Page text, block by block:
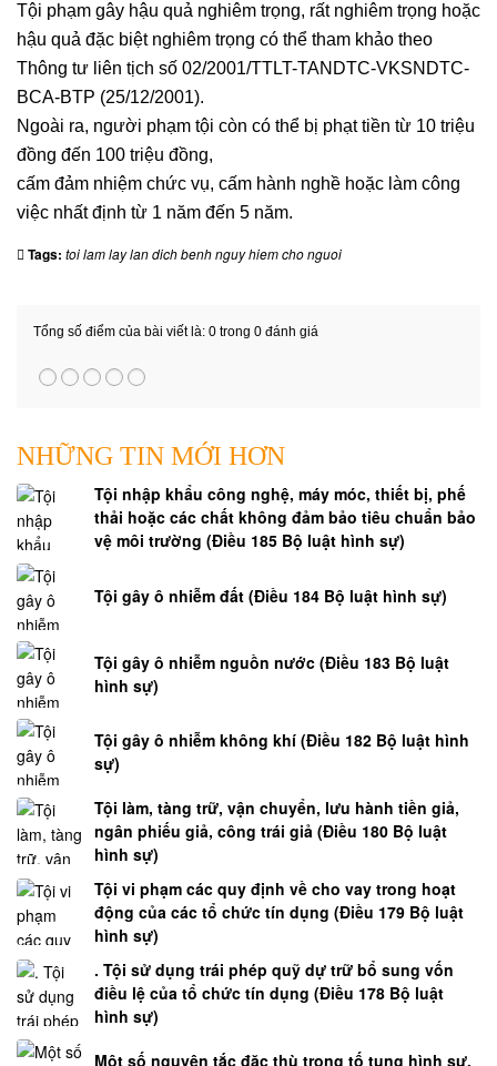
LUẬT
SƯ
TRANH
TỤNG
LUẬT
SƯ
NHÀ
ĐẤT
TRANH
CHẤP
ĐẤT
DỊCH
VỤ
HỢP
THỨC
HÓA
NHÀ
ĐẤT
DỊCH
VỤ
ĐĂNG
BỘ
NHÀ
ĐẤT
DỊCH
VỤ
CHUYỂN
MỤC
ĐÍCH
QUYỀN
SỬ
DỤNG
Tội phạm gây hậu quả nghiêm trọng, rất nghiêm trọng hoặc
hậu quả đặc biệt nghiêm trọng có thể tham khảo theo
Thông tư liên tịch số 02/2001/TTLT-TANDTC-VKSNDTC-
BCA-BTP (25/12/2001).
Ngoài ra, người phạm tội còn có thể bị phạt tiền từ 10 triệu
đồng đến 100 triệu đồng,
cấm đảm nhiệm chức vụ, cấm hành nghề hoặc làm công
việc nhất định từ 1 năm đến 5 năm.
Tags: toi lam lay lan dich benh nguy hiem cho nguoi
Tổng số điểm của bài viết là: 0 trong 0 đánh giá
NHỮNG TIN MỚI HƠN
Tội nhập khẩu công nghệ, máy móc, thiết bị, phế
thải hoặc các chất không đảm bảo tiêu chuẩn bảo
vệ môi trường (Điều 185 Bộ luật hình sự)
Tội gây ô nhiễm đất (Điều 184 Bộ luật hình sự)
Tội gây ô nhiễm nguồn nước (Điều 183 Bộ luật
hình sự)
Tội gây ô nhiễm không khí (Điều 182 Bộ luật hình
sự)
Tội làm, tàng trữ, vận chuyển, lưu hành tiền giả,
ngân phiếu giả, công trái giả (Điều 180 Bộ luật
hình sự)
Tội vi phạm các quy định về cho vay trong hoạt
động của các tổ chức tín dụng (Điều 179 Bộ luật
hình sự)
. Tội sử dụng trái phép quỹ dự trữ bổ sung vốn
điều lệ của tổ chức tín dụng (Điều 178 Bộ luật
hình sự)
Một số nguyên tắc đặc thù trong tố tụng hình sự,